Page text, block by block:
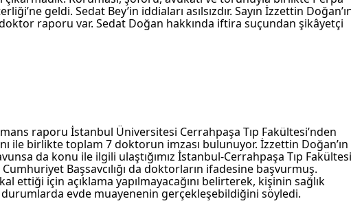
geldi. Sedat Bey’in iddiaları asılsızdır. Sayın İzzettin
raporu var. Sedat Doğan hakkında iftira suçundan şikâyetçi
raporu İstanbul Üniversitesi Cerrahpaşa Tıp Fakültesi’nden
ile birlikte toplam 7 doktorun imzası bulunuyor. İzzettin Doğan’ın
da konu ile ilgili ulaştığımız İstanbul-Cerrahpaşa Tıp Fakültesi
Başsavcılığı da doktorların ifadesine başvurmuş.
ettiği için açıklama yapılmayacağını belirterek, kişinin sağlık
evde muayenenin gerçekleşebildiğini söyledi.